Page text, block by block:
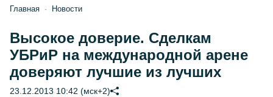
Главная Новости
Высокое доверие. Сделкам
УБРиР на международной арене
доверяют лучшие из лучших
23.12.2013 10:42 (мск+2)